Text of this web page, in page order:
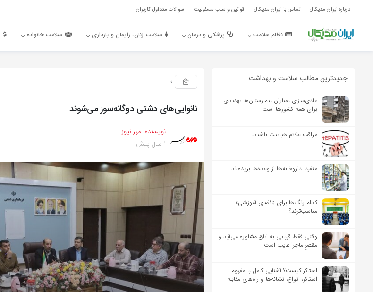
درباره ایران مدیکال تماس با ایران مدیکال قوانین و سلب مسئولیت سوالات متداول کاربران
نظام سلامت پزشکی و درمان سلامت زنان، زایمان و بارداری سلامت خانواده
جدیدترین مطالب سلامت و بهداشت
عادی‌سازی بمباران بیمارستان‌ها تهدیدی
برای همه کشورها است
مراقب علائم هپاتیت باشید!
منفرد: داروخانه‌ها از وعده‌ها بریده‌اند
کدام رنگ‌ها برای «فضای آموزشی»
مناسب‌ترند؟
وقتی فقط قربانی به اتاق مشاوره می‌آید و
مقصرِ ماجرا غایب است
استاکر کیست؟ آشنایی کامل با مفهوم
استاکر، انواع، نشانه‌ها و راه‌های مقابله
نانوایی‌های دشتی دوگانه‌سوز می‌شوند
نویسنده: مهر نیوز
1 سال پیش